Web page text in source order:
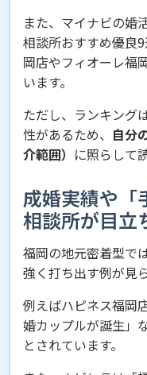
また、マイナビの婚
相談所おすすめ優良
岡店やフィオーレ福
います。
ただし、ランキング
性があるため、 自分
介範囲） に照らして
成婚実績や「
相談所が目立
福岡の地元密着型で
強く打ち出す例が見
例えばハピネス福岡
婚カップルが誕生」
とされています。